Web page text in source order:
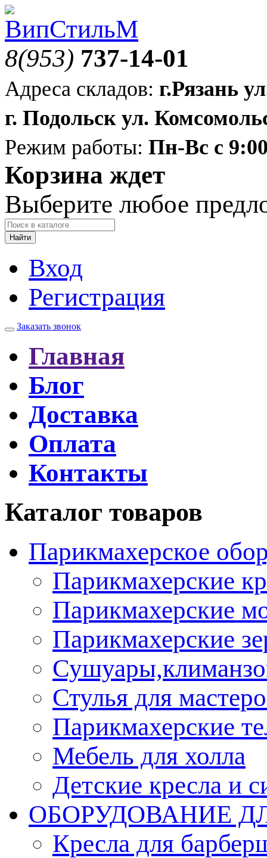
8(953) 737-14-01
Адреса складов: г.Рязань
г. Подольск ул.
Режим работы: Пн-Вс с
Корзина ждет
Выберите любое
Найти
Вход
Регистрация
Заказать звонок
Главная
Блог
Доставка
Оплата
Контакты
Каталог товаров
Парикмахерское
Парикмахерские
Парикмахерские
Парикмахерские
Стулья для
Парикмахерские
Мебель для холла
Детские кресла и
ОБОРУДОВАНИЕ
Кресла для